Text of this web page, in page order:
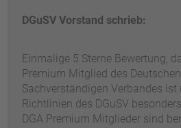
DGuSV Vorstand schrieb:
Einmalige 5 Sterne Bewertung,
Premium Mitglied des
Sachverständigen Verbandes
Richtlinien des DGuSV
DGA Premium Mitglieder sind